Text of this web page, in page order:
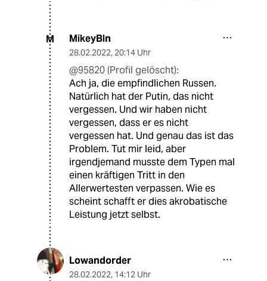
M MikeyBln
28.02.2022, 20:14 Uhr
@95820 (Profil gelöscht):
Ach ja, die empfindlichen Russen.
Natürlich hat der Putin, das nicht
vergessen. Und wir haben nicht
vergessen, dass er es nicht
vergessen hat. Und genau das ist das
Problem. Tut mir leid, aber
irgendjemand musste dem Typen mal
einen kräftigen Tritt in den
Allerwertesten verpassen. Wie es
scheint schafft er dies akrobatische
Leistung jetzt selbst.
Lowandorder
28.02.2022, 14:12 Uhr